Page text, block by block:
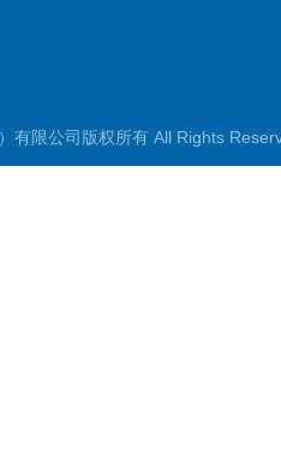
有限公司版权所有 All Rights